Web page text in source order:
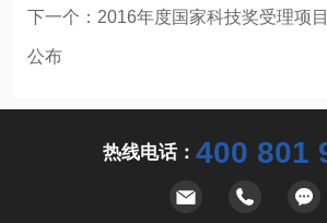
下一个： 2016年度国家科技奖受理项
公布
热线电话： 400 801